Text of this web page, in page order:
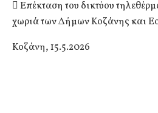
 Επέκταση του δικτύου
χωριά των Δήμων Κοζάνης και
Κοζάνη, 15.5.2026